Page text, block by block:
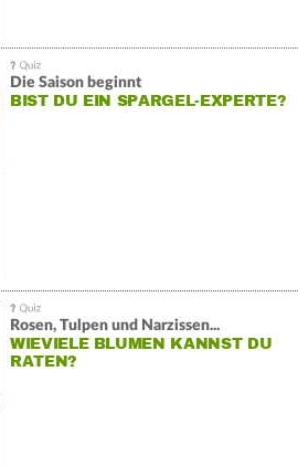
Die Saison beginnt
BIST DU EIN SPARGEL-EXPERTE?
Rosen, Tulpen und Narzissen...
WIEVIELE BLUMEN KANNST DU
RATEN?